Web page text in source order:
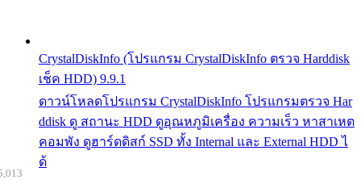
CrystalDiskInfo (โปรแกรม CrystalDiskInfo ตรวจ Harddisk
เช็ค HDD) 9.9.1
ดาวน์โหลดโปรแกรม CrystalDiskInfo โปรแกรมตรวจ Har
ddisk ดู สถานะ HDD ดูอุณหภูมิเครื่อง ความเร็ว หาสาเหต
คอมพัง ดูฮาร์ดดิสก์ SSD ทั้ง Internal และ External HDD ไ
ด้